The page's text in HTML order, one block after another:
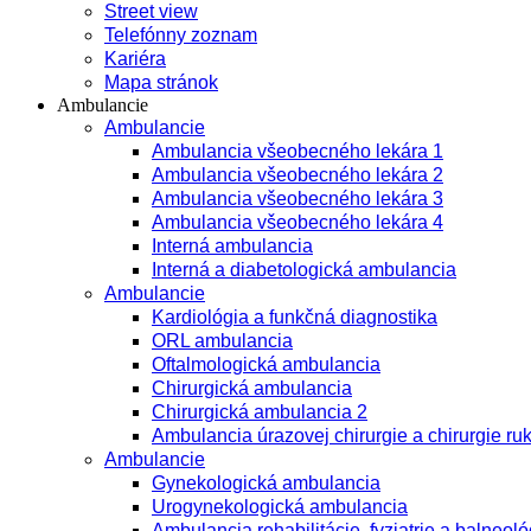
Street view
Telefónny zoznam
Kariéra
Mapa stránok
Ambulancie
Ambulancie
Ambulancia všeobecného lekára 1
Ambulancia všeobecného lekára 2
Ambulancia všeobecného lekára 3
Ambulancia všeobecného lekára 4
Interná ambulancia
Interná a diabetologická ambulancia
Ambulancie
Kardiológia a funkčná diagnostika
ORL ambulancia
Oftalmologická ambulancia
Chirurgická ambulancia
Chirurgická ambulancia 2
Ambulancia úrazovej chirurgie a chirurgie
Ambulancie
Gynekologická ambulancia
Urogynekologická ambulancia